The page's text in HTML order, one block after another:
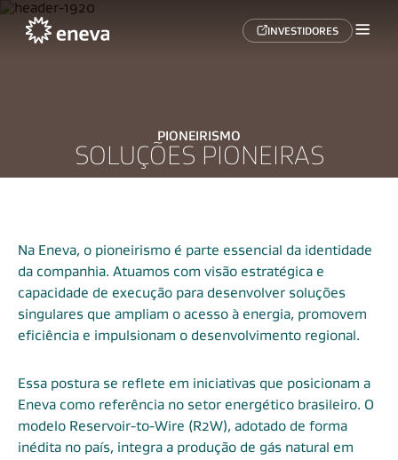
INVESTIDORES
PIONEIRISMO
SOLUÇÕES PIONEIRAS
Na Eneva, o pioneirismo é parte essencial da identidade
da companhia. Atuamos com visão estratégica e
capacidade de execução para desenvolver soluções
singulares que ampliam o acesso à energia, promovem
eficiência e impulsionam o desenvolvimento regional.
Essa postura se reflete em iniciativas que posicionam a
Eneva como referência no setor energético brasileiro. O
modelo Reservoir-to-Wire (R2W), adotado de forma
inédita no país, integra a produção de gás natural em